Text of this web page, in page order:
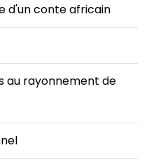
d'un conte africain
au rayonnement de